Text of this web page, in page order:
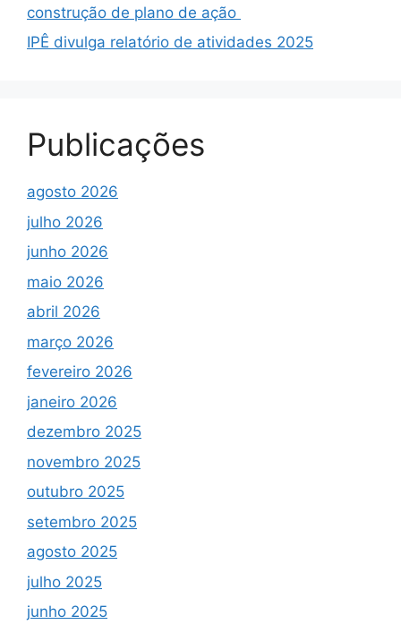
construção de plano de ação
IPÊ divulga relatório de atividades 2025
Publicações
agosto 2026
julho 2026
junho 2026
maio 2026
abril 2026
março 2026
fevereiro 2026
janeiro 2026
dezembro 2025
novembro 2025
outubro 2025
setembro 2025
agosto 2025
julho 2025
junho 2025